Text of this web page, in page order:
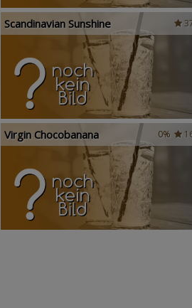
Scandinavian Sunshine
0%
Virgin Chocobanana